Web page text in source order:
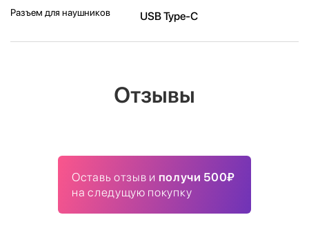
Разъем для наушников USB Type-C
Отзывы
Оставь отзыв и получи 500₽
на следущую покупку